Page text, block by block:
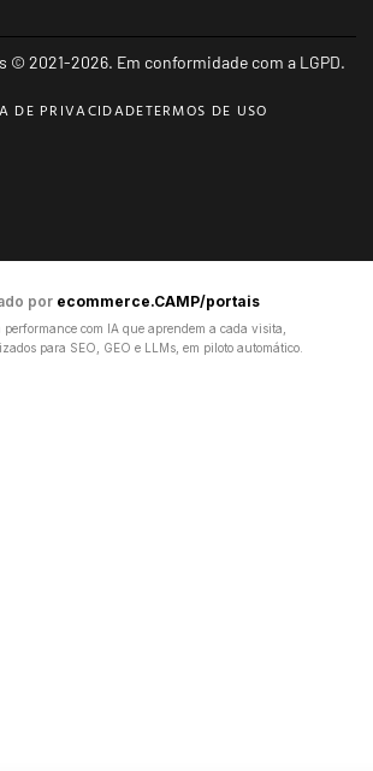
© 2021-2026. Em conformidade com a LGPD.
DE PRIVACIDADETERMOS DE USO
por ecommerce.CAMP/portais
performance com IA que aprendem a cada visita,
para SEO, GEO e LLMs, em piloto automático.